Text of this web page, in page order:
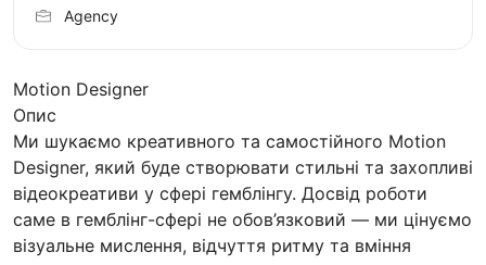
Motion Designer
Опис
Ми шукаємо креативного та самостійного Motion
Designer, який буде створювати стильні та захопливі
відеокреативи у сфері гемблінгу. Досвід роботи
саме в гемблінг-сфері не обов’язковий — ми цінуємо
візуальне мислення, відчуття ритму та вміння
Agency